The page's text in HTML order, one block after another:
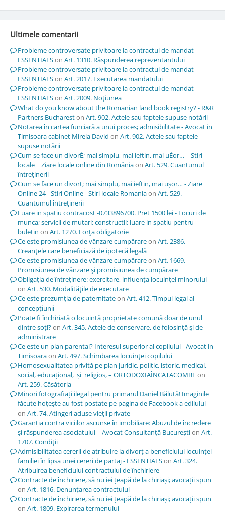
Ultimele comentarii
Probleme controversate privitoare la contractul de mandat -
ESSENTIALSon Art. 1310. Răspunderea reprezentantului
Probleme controversate privitoare la contractul de mandat -
ESSENTIALSon Art. 2017. Executarea mandatului
Probleme controversate privitoare la contractul de mandat -
ESSENTIALSon Art. 2009. Noţiunea
What do you know about the Romanian land book registry? - R&R
Partners Buchareston Art. 902. Actele sau faptele supuse notării
Notarea în cartea funciară a unui proces; admisibilitate - Avocat in
Timisoara cabinet Mirela David on Art. 902. Actele sau faptele
supuse notării
Cum se face un divorÈ; mai simplu, mai ieftin, mai uÈor… – Stiri
locale | Ziare locale online din Româniaon Art. 529. Cuantumul
întreţinerii
Cum se face un divorț; mai simplu, mai ieftin, mai ușor… - Ziare
Online 24 - Stiri Online - Stiri locale Romaniaon Art. 529.
Cuantumul întreţinerii
Luare in spatiu contracost -0733896700. Pret 1500 lei - Locuri de
munca; servicii de mutari; constructii; luare in spatiu pentru
buletin on Art. 1270. Forţa obligatorie
Ce este promisiunea de vânzare cumpărareon Art. 2386.
Creanţele care beneficiază de ipotecă legală
Ce este promisiunea de vânzare cumpărareon Art. 1669.
Promisiunea de vânzare şi promisiunea de cumpărare
Obligația de întreținere: exercitare, influența locuinței minorului
on Art. 530. Modalităţile de executare
Ce este prezumția de paternitateon Art. 412. Timpul legal al
concepţiunii
Poate fi închiriată o locuință proprietate comună doar de unul
dintre soți?on Art. 345. Actele de conservare, de folosinţă şi de
administrare
Ce este un plan parental? Interesul superior al copilului - Avocat in
Timisoaraon Art. 497. Schimbarea locuinţei copilului
Homosexualitatea privită pe plan juridic, politic, istoric, medical,
social, educațional, și religios, – ORTODOXIAÎNCATACOMBEon
Art. 259. Căsătoria
Minori fotografiați ilegal pentru primarul Daniel Băluță! Imaginile
făcute hoțește au fost postate pe pagina de Facebook a edilului –
on Art. 74. Atingeri aduse vieţii private
Garanția contra viciilor ascunse în imobiliare: Abuzul de încredere
și răspunderea asociatului – Avocat Consultanță Bucureștion Art.
1707. Condiţii
Admisibilitatea cererii de atribuire la divorț a beneficiului locuinței
familiei în lipsa unei cereri de partaj - ESSENTIALSon Art. 324.
Atribuirea beneficiului contractului de închiriere
Contracte de închiriere, să nu iei țeapă de la chiriași; avocații spun
on Art. 1816. Denunţarea contractului
Contracte de închiriere, să nu iei țeapă de la chiriași; avocații spun
on Art. 1809. Expirarea termenului